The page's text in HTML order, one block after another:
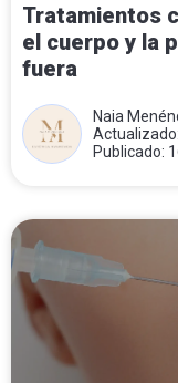
Tratamientos
el cuerpo y la
fuera
Naia
Publicado: